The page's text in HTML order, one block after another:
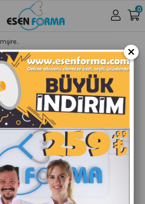
0
Likralı Hemşire Forması Erkek Koyu Lacivert
×